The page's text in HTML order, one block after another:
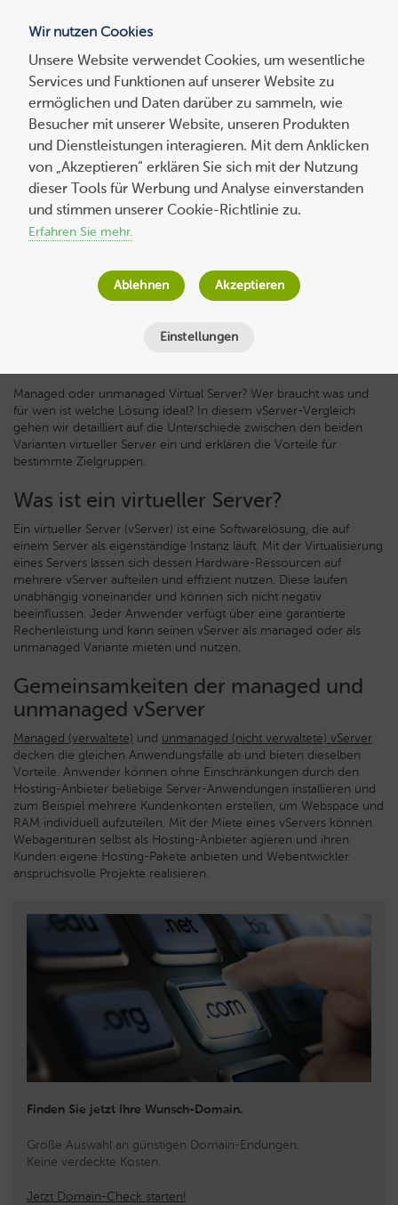
Suchen
nach:
vServer-Vergleich: Unterschiede zwischen
managed und unmanaged Virtual Servern
Wolf-Dieter Fiege am2. April 2024
Minuten
Managed oder unmanaged Virtual Server? Wer braucht was und
für wen ist welche Lösung ideal? In diesem vServer-Vergleich
gehen wir detailliert auf die Unterschiede zwischen den beiden
Varianten virtueller Server ein und erklären die Vorteile für
bestimmte Zielgruppen.
Was ist ein virtueller Server?
Ein virtueller Server (vServer) ist eine Softwarelösung, die auf
einem Server als eigenständige Instanz läuft. Mit der Virtualisierung
eines Servers lassen sich dessen Hardware-Ressourcen auf
mehrere vServer aufteilen und effizient nutzen. Diese laufen
unabhängig voneinander und können sich nicht negativ
beeinflussen. Jeder Anwender verfügt über eine garantierte
Rechenleistung und kann seinen vServer als managed oder als
unmanaged Variante mieten und nutzen.
Gemeinsamkeiten der managed und
unmanaged vServer
Managed (verwaltete) und unmanaged (nicht verwaltete) vServer
decken die gleichen Anwendungsfälle ab und bieten dieselben
Vorteile. Anwender können ohne Einschränkungen durch den
Hosting-Anbieter beliebige Server-Anwendungen installieren und
zum Beispiel mehrere Kundenkonten erstellen, um Webspace und
RAM individuell aufzuteilen. Mit der Miete eines vServers können
Webagenturen selbst als Hosting-Anbieter agieren und ihren
Kunden eigene Hosting-Pakete anbieten und Webentwickler
anspruchsvolle Projekte realisieren.
Finden Sie jetzt Ihre Wunsch-Domain.
Große Auswahl an günstigen Domain-Endungen.
Keine verdeckte Kosten.
Jetzt Domain-Check starten!
Wir nutzen Cookies
Unsere Website verwendet Cookies, um wesentliche
Services und Funktionen auf unserer Website zu
ermöglichen und Daten darüber zu sammeln, wie
Besucher mit unserer Website, unseren Produkten
und Dienstleistungen interagieren. Mit dem Anklicken
von „Akzeptieren“ erklären Sie sich mit der Nutzung
dieser Tools für Werbung und Analyse einverstanden
und stimmen unserer Cookie-Richtlinie zu.
Erfahren Sie mehr.
Einstellungen
Ablehnen Akzeptieren